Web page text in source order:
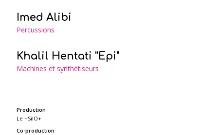
Imed Alibi
Percussions
Khalil Hentati "Epi"
Machines et synthétiseurs
Production
Le +SilO+
Co-production